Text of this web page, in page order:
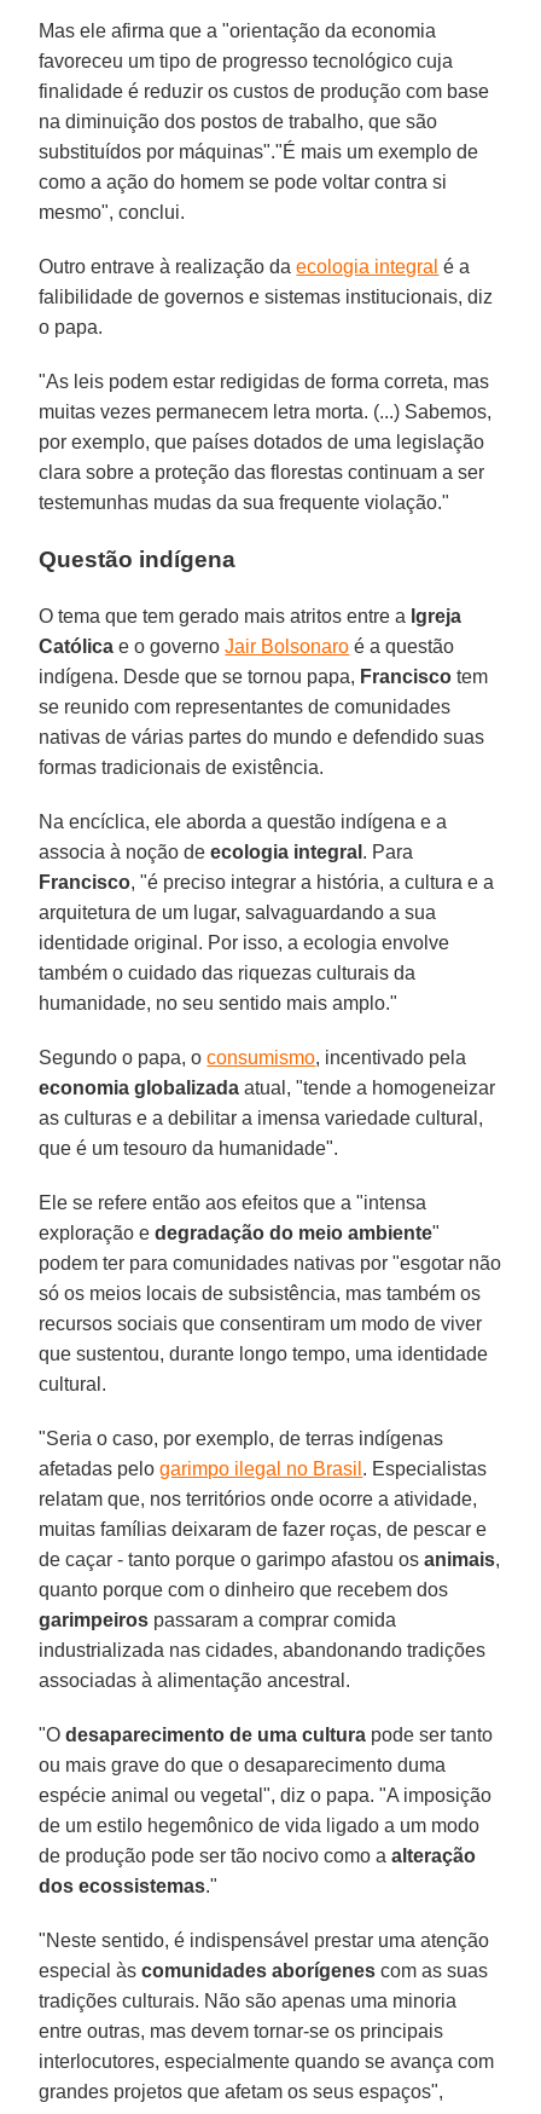
Mas ele afirma que a "orientação da economia
favoreceu um tipo de progresso tecnológico cuja
finalidade é reduzir os custos de produção com base
na diminuição dos postos de trabalho, que são
substituídos por máquinas"."É mais um exemplo de
como a ação do homem se pode voltar contra si
mesmo", conclui.
Outro entrave à realização daecologia integral é a
falibilidade de governos e sistemas institucionais, diz
o papa.
"As leis podem estar redigidas de forma correta, mas
muitas vezes permanecem letra morta. (...) Sabemos,
por exemplo, que países dotados de uma legislação
clara sobre a proteção das florestas continuam a ser
testemunhas mudas da sua frequente violação."
Questão indígena
O tema que tem gerado mais atritos entre a Igreja
Católica e o governoJair Bolsonaro é a questão
indígena. Desde que se tornou papa, Francisco tem
se reunido com representantes de comunidades
nativas de várias partes do mundo e defendido suas
formas tradicionais de existência.
Na encíclica, ele aborda a questão indígena e a
associa à noção deecologia integral . Para
Francisco, "é preciso integrar a história, a cultura e a
arquitetura de um lugar, salvaguardando a sua
identidade original. Por isso, a ecologia envolve
também o cuidado das riquezas culturais da
humanidade, no seu sentido mais amplo."
Segundo o papa, oconsumismo, incentivado pela
economia globalizada atual, "tende a homogeneizar
as culturas e a debilitar a imensa variedade cultural,
que é um tesouro da humanidade".
Ele se refere então aos efeitos que a "intensa
exploração edegradação do meio ambiente"
podem ter para comunidades nativas por "esgotar não
só os meios locais de subsistência, mas também os
recursos sociais que consentiram um modo de viver
que sustentou, durante longo tempo, uma identidade
cultural.
"Seria o caso, por exemplo, de terras indígenas
afetadas pelogarimpo ilegal no Brasil . Especialistas
relatam que, nos territórios onde ocorre a atividade,
muitas famílias deixaram de fazer roças, de pescar e
de caçar - tanto porque o garimpo afastou osanimais,
quanto porque com o dinheiro que recebem dos
garimpeiros passaram a comprar comida
industrializada nas cidades, abandonando tradições
associadas à alimentação ancestral.
"Odesaparecimento de uma cultura pode ser tanto
ou mais grave do que o desaparecimento duma
espécie animal ou vegetal", diz o papa. "A imposição
de um estilo hegemônico de vida ligado a um modo
de produção pode ser tão nocivo como aalteração
dos ecossistemas."
"Neste sentido, é indispensável prestar uma atenção
especial às comunidades aborígenes com as suas
tradições culturais. Não são apenas uma minoria
entre outras, mas devem tornar-se os principais
interlocutores, especialmente quando se avança com
grandes projetos que afetam os seus espaços",